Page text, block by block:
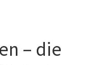
– die